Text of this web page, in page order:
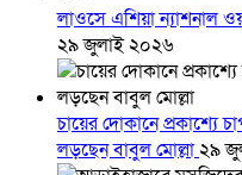
লাওসে এশিয়া ন্যাশনাল
২৯ জুলাই ২০২৬
চায়ের দোকানে প্রকাশ্যে
লড়ছেন বাবুল মোল্লা২৯